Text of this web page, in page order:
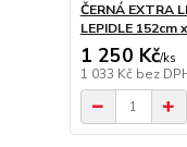
ČERNÁ EXTRA
LEPIDLE 152cm
1 250 Kč/ks
1 033 Kč bez